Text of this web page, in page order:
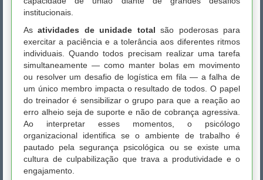
institucionais.
Asatividades de unidade total são poderosas para
exercitar a paciência e a tolerância aos diferentes ritmos
individuais. Quando todos precisam realizar uma tarefa
simultaneamente — como manter bolas em movimento
ou resolver um desafio de logística em fila — a falha de
um único membro impacta o resultado de todos. O papel
do treinador é sensibilizar o grupo para que a reação ao
erro alheio seja de suporte e não de cobrança agressiva.
Ao interpretar esses momentos, o psicólogo
organizacional identifica se o ambiente de trabalho é
pautado pela segurança psicológica ou se existe uma
cultura de culpabilização que trava a produtividade e o
engajamento.